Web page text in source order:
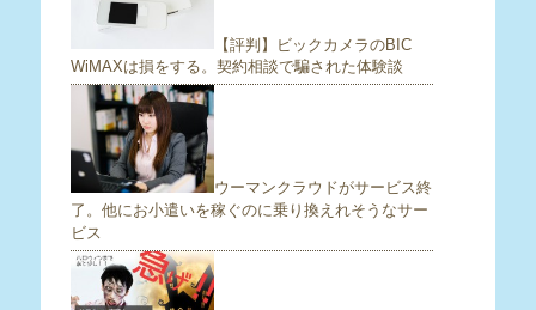
【評判】ビックカメラのBIC
WiMAXは損をする。契約相談で騙された体験談
ウーマンクラウドがサービス終
了。他にお小遣いを稼ぐのに乗り換えれそうなサー
ビス